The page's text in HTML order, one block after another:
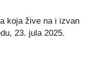
koja žive na i izvan
23. jula 2025.